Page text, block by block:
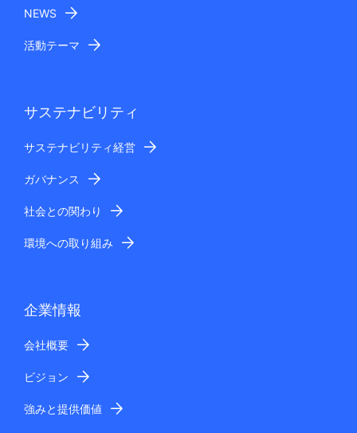
NEWS
活動テーマ
サステナビリティ
サステナビリティ経営
ガバナンス
社会との関わり
環境への取り組み
企業情報
会社概要
ビジョン
強みと提供価値